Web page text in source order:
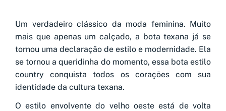
Um verdadeiro clássico da moda feminina. Muito
mais que apenas um calçado, a bota texana já se
tornou uma declaração de estilo e modernidade. Ela
se tornou a queridinha do momento, essa bota estilo
country conquista todos os corações com sua
identidade da cultura texana.
O estilo envolvente do velho oeste está de volta